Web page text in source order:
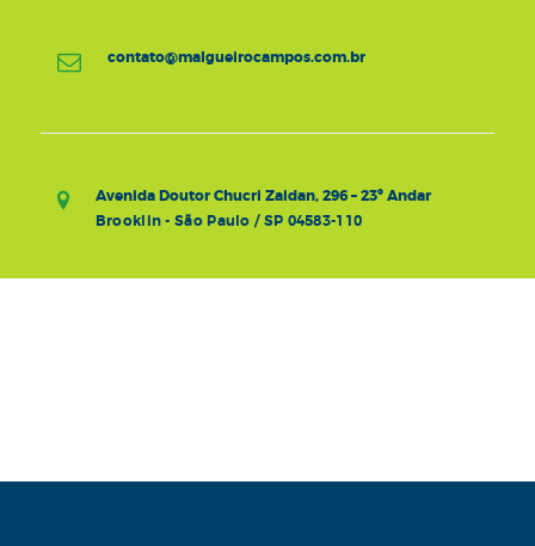
contato@malgueirocampos.com.br
Avenida Doutor Chucri Zaidan, 296 – 23º Andar
Brooklin - São Paulo / SP 04583-110